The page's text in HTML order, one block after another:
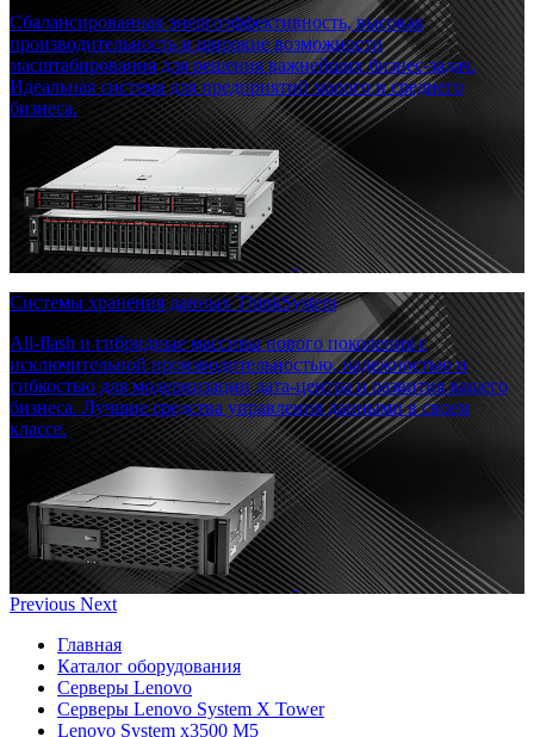
Сбалансированная энергоэффективность, высокая
производительность и широкие возможности
масштабирования для решения важнейших бизнес-задач.
Идеальная система для предприятий малого и среднего
бизнеса.
Системы хранения данных ThinkSystem
All-flash и гибридные массивы нового поколения с
исключительной производительностью, надежностью и
гибкостью для модернизации дата-центра и развития вашего
бизнеса. Лучшие средства управления данными в своем
классе.
Previous Next
Главная
Каталог оборудования
Серверы Lenovo
Серверы Lenovo System X Tower
Lenovo System x3500 M5